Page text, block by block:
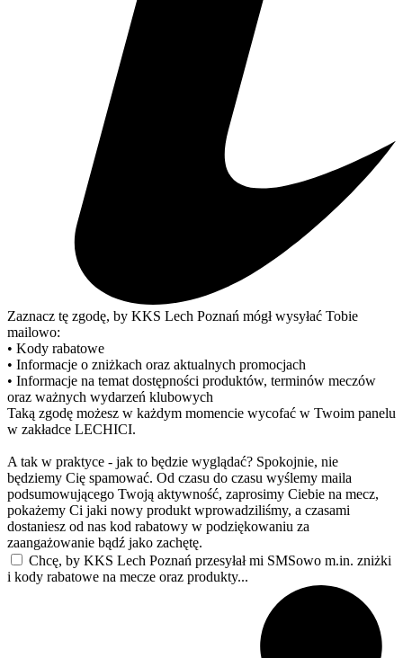
Zaznacz tę zgodę, by KKS Lech Poznań mógł wysyłać Tobie
mailowo:
• Kody rabatowe
• Informacje o zniżkach oraz aktualnych promocjach
• Informacje na temat dostępności produktów, terminów meczów
oraz ważnych wydarzeń klubowych
Taką zgodę możesz w każdym momencie wycofać w Twoim panelu
w zakładce LECHICI.
A tak w praktyce - jak to będzie wyglądać? Spokojnie, nie
będziemy Cię spamować. Od czasu do czasu wyślemy maila
podsumowującego Twoją aktywność, zaprosimy Ciebie na mecz,
pokażemy Ci jaki nowy produkt wprowadziliśmy, a czasami
dostaniesz od nas kod rabatowy w podziękowaniu za
zaangażowanie bądź jako zachętę.
Chcę, by KKS Lech Poznań przesyłał mi SMSowo m.in. zniżki
i kody rabatowe na mecze oraz produkty...